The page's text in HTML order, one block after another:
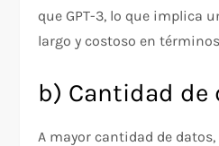
que GPT-3, lo que implica
largo y costoso en
b) Cantidad de
A mayor cantidad de